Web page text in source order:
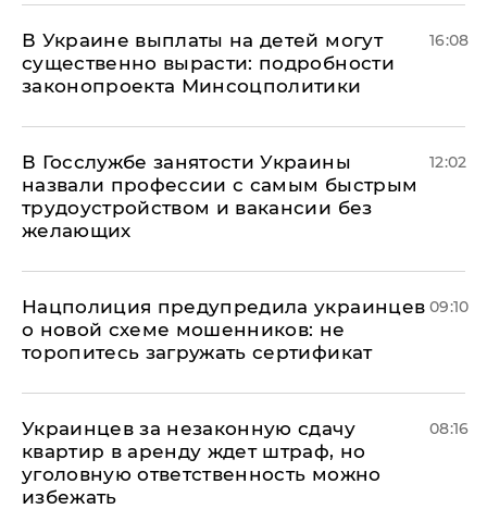
В Украине выплаты на детей могут
существенно вырасти: подробности
законопроекта Минсоцполитики
16:08
В Госслужбе занятости Украины
назвали профессии с самым быстрым
трудоустройством и вакансии без
желающих
12:02
Нацполиция предупредила украинцев
о новой схеме мошенников: не
торопитесь загружать сертификат
09:10
Украинцев за незаконную сдачу
квартир в аренду ждет штраф, но
уголовную ответственность можно
избежать
08:16